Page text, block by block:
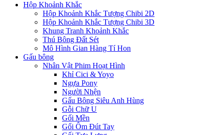
Hộp Khoảnh Khắc
Hộp Khoảnh Khắc Tượng Chibi 2D
Hộp Khoảnh Khắc Tượng Chibi 3D
Khung Tranh Khoảnh Khắc
Thú Bông Đất Sét
Mô Hình Gian Hàng Tí Hon
Gấu bông
Nhân Vật Phim Hoạt Hình
Khỉ Cici & Yoyo
Ngựa Pony
Người Nhện
Gấu Bông Siêu Anh Hùng
Gỗi Chữ U
Gối Mền
Gối Ôm Đút Tay